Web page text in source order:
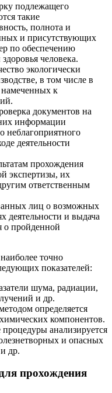
подлежащего
такие
полнота и
и присутствующих
по обеспечению
человека.
экологически
в том числе в
намеченных к
документов на
информации
неблагоприятного
деятельности
прохождения
экспертизы, их
ответственным
лиц о возможных
деятельности и выдача
о пройденной
точно
показателей:
шума, радиации,
и др.
определяется
компонентов.
анализируется
и опасных
др.
прохождения